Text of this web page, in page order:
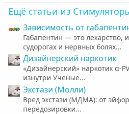
Ещё статьи из
Зависимость от
Габапентин — это лекарство,
судорогах и нервных болях...
Дизайнерский наркотик
«Дизайнерский» наркотик α-
изнутри Ученые...
Экстази (Молли)
Вред экстази (МДМА): от
передозировки...